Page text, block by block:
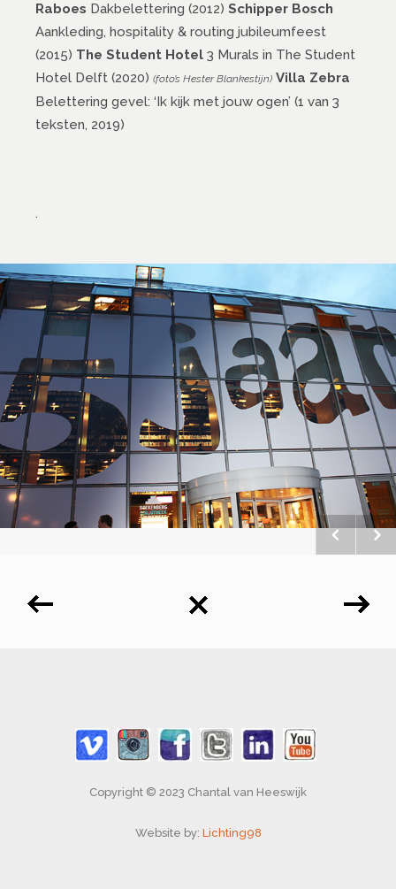
Raboes Dakbelettering (2012) Schipper Bosch
Aankleding, hospitality & routing jubileumfeest
(2015) The Student Hotel 3 Murals in The Student
Hotel Delft (2020) (foto’s Hester Blankestijn) Villa Zebra
Belettering gevel: ‘Ik kijk met jouw ogen’ (1 van 3
teksten, 2019)
.
Copyright © 2023 Chantal van Heeswijk
Website by: Lichting98